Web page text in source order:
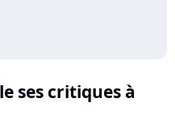
ses critiques à